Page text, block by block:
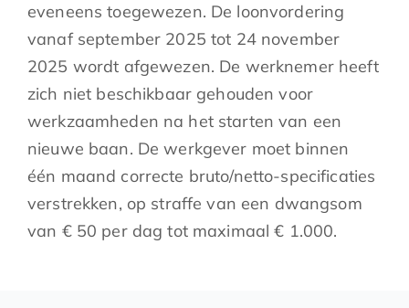
eveneens toegewezen. De loonvordering
vanaf september 2025 tot 24 november
2025 wordt afgewezen. De werknemer heeft
zich niet beschikbaar gehouden voor
werkzaamheden na het starten van een
nieuwe baan. De werkgever moet binnen
één maand correcte bruto/netto-specificaties
verstrekken, op straffe van een dwangsom
van € 50 per dag tot maximaal € 1.000.